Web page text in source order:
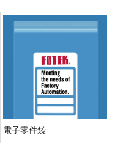
電子零件袋